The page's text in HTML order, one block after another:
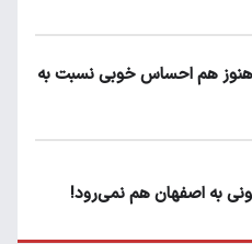
هنوز هم احساس خوبی نسبت به
به اصفهان هم نمی‌رود!